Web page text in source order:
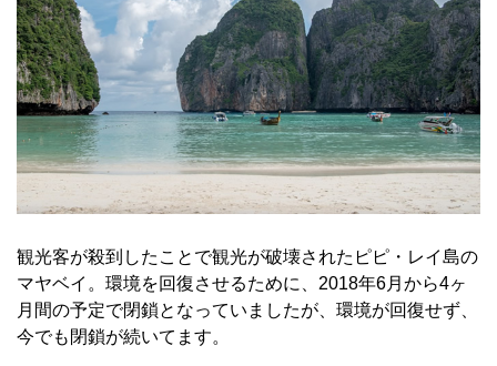
観光客が殺到したことで観光が破壊されたピピ・レイ島の
マヤベイ。環境を回復させるために、2018年6月から4ヶ
月間の予定で閉鎖となっていましたが、環境が回復せず、
今でも閉鎖が続いてます。